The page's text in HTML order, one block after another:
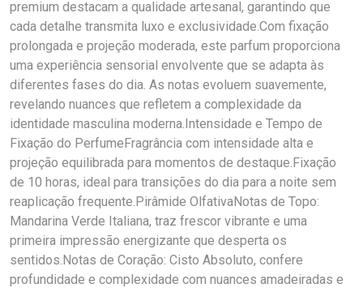
premium destacam a qualidade artesanal, garantindo que
cada detalhe transmita luxo e exclusividade.Com fixação
prolongada e projeção moderada, este parfum proporciona
uma experiência sensorial envolvente que se adapta às
diferentes fases do dia. As notas evoluem suavemente,
revelando nuances que refletem a complexidade da
identidade masculina moderna.Intensidade e Tempo de
Fixação do PerfumeFragrância com intensidade alta e
projeção equilibrada para momentos de destaque.Fixação
de 10 horas, ideal para transições do dia para a noite sem
reaplicação frequente.Pirâmide OlfativaNotas de Topo:
Mandarina Verde Italiana, traz frescor vibrante e uma
primeira impressão energizante que desperta os
sentidos.Notas de Coração: Cisto Absoluto, confere
profundidade e complexidade com nuances amadeiradas e